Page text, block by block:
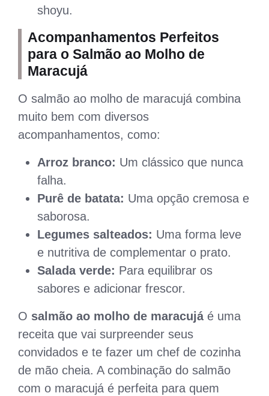
shoyu.
Acompanhamentos Perfeitos
para o Salmão ao Molho de
Maracujá
O salmão ao molho de maracujá combina
muito bem com diversos
acompanhamentos, como:
Arroz branco: Um clássico que nunca
falha.
Purê de batata: Uma opção cremosa e
saborosa.
Legumes salteados: Uma forma leve
e nutritiva de complementar o prato.
Salada verde: Para equilibrar os
sabores e adicionar frescor.
O salmão ao molho de maracujáé uma
receita que vai surpreender seus
convidados e te fazer um chef de cozinha
de mão cheia. A combinação do salmão
com o maracujá é perfeita para quem